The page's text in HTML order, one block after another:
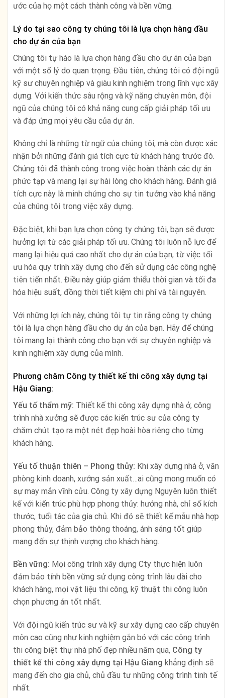
ước của họ một cách thành công và bền vững.
Lý do tại sao công ty chúng tôi là lựa chọn hàng đầu
cho dự án của bạn
Chúng tôi tự hào là lựa chọn hàng đầu cho dự án của bạn
với một số lý do quan trọng. Đầu tiên, chúng tôi có đội ngũ
kỹ sư chuyên nghiệp và giàu kinh nghiệm trong lĩnh vực xây
dựng. Với kiến thức sâu rộng và kỹ năng chuyên môn, đội
ngũ của chúng tôi có khả năng cung cấp giải pháp tối ưu
và đáp ứng mọi yêu cầu của dự án.
Không chỉ là những từ ngữ của chúng tôi, mà còn được xác
nhận bởi những đánh giá tích cực từ khách hàng trước đó.
Chúng tôi đã thành công trong việc hoàn thành các dự án
phức tạp và mang lại sự hài lòng cho khách hàng. Đánh giá
tích cực này là minh chứng cho sự tin tưởng vào khả năng
của chúng tôi trong việc xây dựng.
Đặc biệt, khi bạn lựa chọn công ty chúng tôi, bạn sẽ được
hưởng lợi từ các giải pháp tối ưu. Chúng tôi luôn nỗ lực để
mang lại hiệu quả cao nhất cho dự án của bạn, từ việc tối
ưu hóa quy trình xây dựng cho đến sử dụng các công nghệ
tiên tiến nhất. Điều này giúp giảm thiểu thời gian và tối đa
hóa hiệu suất, đồng thời tiết kiệm chi phí và tài nguyên.
Với những lợi ích này, chúng tôi tự tin rằng công ty chúng
tôi là lựa chọn hàng đầu cho dự án của bạn. Hãy để chúng
tôi mang lại thành công cho bạn với sự chuyên nghiệp và
kinh nghiệm xây dựng của mình.
Phương châm Công ty thiết kế thi công xây dựng tại
Hậu Giang:
Yếu tố thẩm mỹ: Thiết kế thi công xây dựng nhà ở, công
trình nhà xưởng sẽ được các kiến trúc sư của công ty
chăm chút tạo ra một nét đẹp hoài hòa riêng cho từng
khách hàng.
Yếu tố thuận thiên – Phong thủy: Khi xây dựng nhà ở, văn
phòng kinh doanh, xưởng sản xuất…ai cũng mong muốn có
sự may mắn vĩnh cửu. Công ty xây dựng Nguyên luôn thiết
kế với kiến trúc phù hợp phong thủy: hướng nhà, chỉ số kích
thước, tuổi tác của gia chủ. Khi đó sẽ thiết kế mẫu nhà hợp
phong thủy, đảm bảo thông thoáng, ánh sáng tốt giúp
mang đến sự thịnh vượng cho khách hàng.
Bền vững: Mọi công trình xây dựng Cty thực hiện luôn
đảm bảo tính bền vững sử dụng công trình lâu dài cho
khách hàng, mọi vật liệu thi công, kỹ thuật thi công luôn
chọn phương án tốt nhất.
Với đội ngũ kiến trúc sư và kỹ sư xây dựng cao cấp chuyên
môn cao cũng như kinh nghiệm gắn bó với các công trình
thi công biệt thự nhà phố đẹp nhiều năm qua, Công ty
thiết kế thi công xây dựng tại Hậu Giang khẳng định sẽ
mang đến cho gia chủ, chủ đầu tư những công trình tinh tế
nhất.